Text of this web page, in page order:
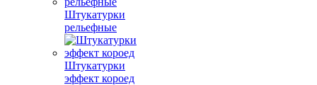
Штукатурки
рельефные
Штукатурки
эффект короед